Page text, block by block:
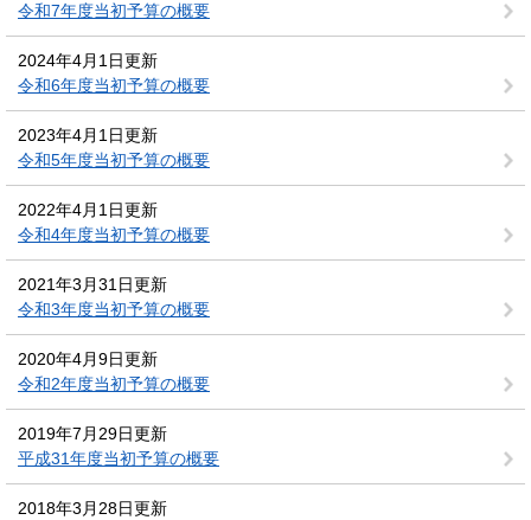
令和7年度当初予算の概要
2024年4月1日更新
令和6年度当初予算の概要
2023年4月1日更新
令和5年度当初予算の概要
2022年4月1日更新
令和4年度当初予算の概要
2021年3月31日更新
令和3年度当初予算の概要
2020年4月9日更新
令和2年度当初予算の概要
2019年7月29日更新
平成31年度当初予算の概要
2018年3月28日更新